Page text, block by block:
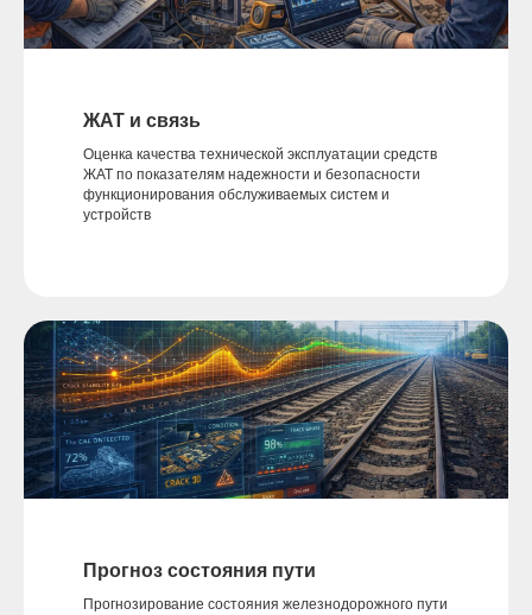
ЖАТ и связь
Оценка качества технической эксплуатации средств
ЖАТ по показателям надежности и безопасности
функционирования обслуживаемых систем и
устройств
Прогноз состояния пути
Прогнозирование состояния железнодорожного пути